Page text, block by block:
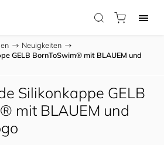
/ Neuigkeiten /
GELB BornToSwim® mit BLAUEM und
Silikonkappe GELB
mit BLAUEM und